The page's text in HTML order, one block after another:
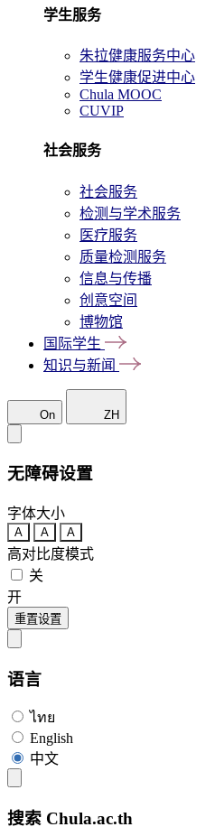
学生服务
朱拉健康服务中心
学生健康促进中心
Chula MOOC
CUVIP
社会服务
社会服务
检测与学术服务
医疗服务
质量检测服务
信息与传播
创意空间
博物馆
国际学生
知识与新闻
On ZH
无障碍设置
字体大小
A A A
高对比度模式
关
开
重置设置
语言
ไทย
English
中文
搜索 Chula.ac.th